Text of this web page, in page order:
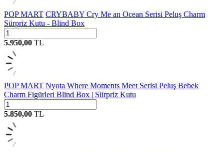
POP MART CRYBABY Cry Me an Ocean Serisi Peluş Charm
Sürpriz Kutu - Blind Box
5.950,00 TL
POP MART Nyota Where Moments Meet Serisi Peluş Bebek
Charm Figürleri Blind Box | Sürpriz Kutu
5.850,00 TL